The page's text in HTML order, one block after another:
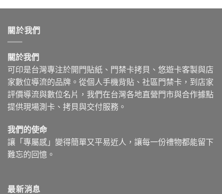
關於我們
關於我們
可印是台灣專注於開門貼紙、門禁卡拷貝、悠遊卡客製與店
家數位導流的品牌。從個人手機背貼、社區門禁卡，到店家
評價導流與數位名片，我們在台灣各地直營門市與合作據點
提供現場測卡、拷貝與交付服務。
我們的使命
讓「專屬感」變得簡單又平易近人，讓每一份禮物都能留下
難忘的回憶。
最新消息